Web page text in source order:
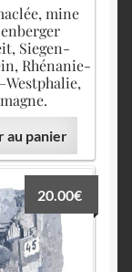
mine
Siegen-
Rhénanie-
au panier
20.00€